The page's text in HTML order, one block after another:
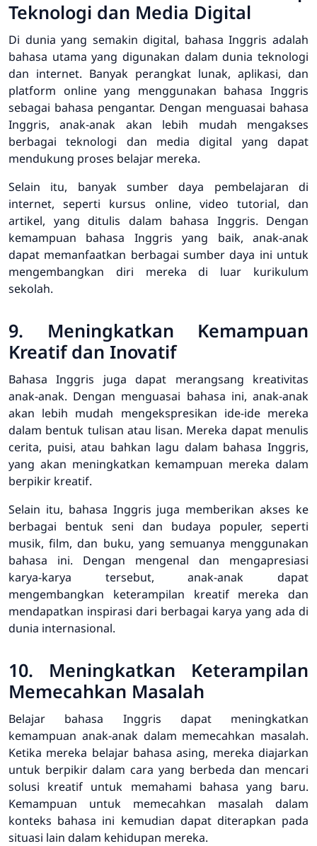
Teknologi dan Media Digital
Di dunia yang semakin digital, bahasa Inggris adalah
bahasa utama yang digunakan dalam dunia teknologi
dan internet. Banyak perangkat lunak, aplikasi, dan
platform online yang menggunakan bahasa Inggris
sebagai bahasa pengantar. Dengan menguasai bahasa
Inggris, anak-anak akan lebih mudah mengakses
berbagai teknologi dan media digital yang dapat
mendukung proses belajar mereka.
Selain itu, banyak sumber daya pembelajaran di
internet, seperti kursus online, video tutorial, dan
artikel, yang ditulis dalam bahasa Inggris. Dengan
kemampuan bahasa Inggris yang baik, anak-anak
dapat memanfaatkan berbagai sumber daya ini untuk
mengembangkan diri mereka di luar kurikulum
sekolah.
9. Meningkatkan Kemampuan
Kreatif dan Inovatif
Bahasa Inggris juga dapat merangsang kreativitas
anak-anak. Dengan menguasai bahasa ini, anak-anak
akan lebih mudah mengekspresikan ide-ide mereka
dalam bentuk tulisan atau lisan. Mereka dapat menulis
cerita, puisi, atau bahkan lagu dalam bahasa Inggris,
yang akan meningkatkan kemampuan mereka dalam
berpikir kreatif.
Selain itu, bahasa Inggris juga memberikan akses ke
berbagai bentuk seni dan budaya populer, seperti
musik, film, dan buku, yang semuanya menggunakan
bahasa ini. Dengan mengenal dan mengapresiasi
karya-karya tersebut, anak-anak dapat
mengembangkan keterampilan kreatif mereka dan
mendapatkan inspirasi dari berbagai karya yang ada di
dunia internasional.
10. Meningkatkan Keterampilan
Memecahkan Masalah
Belajar bahasa Inggris dapat meningkatkan
kemampuan anak-anak dalam memecahkan masalah.
Ketika mereka belajar bahasa asing, mereka diajarkan
untuk berpikir dalam cara yang berbeda dan mencari
solusi kreatif untuk memahami bahasa yang baru.
Kemampuan untuk memecahkan masalah dalam
konteks bahasa ini kemudian dapat diterapkan pada
situasi lain dalam kehidupan mereka.